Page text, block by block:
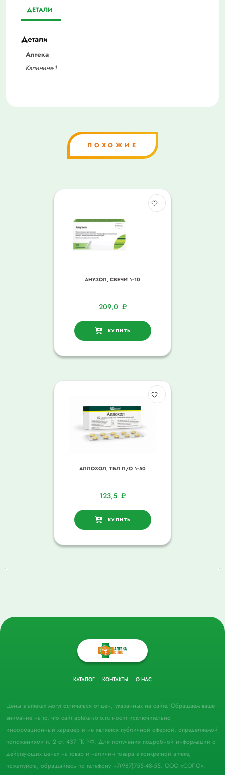
ДЕТАЛИ
Детали
Аптека
Калинина-1
ПОХОЖИЕ
АНУЗОЛ, СВЕЧИ №10
209,0 ₽
КУПИТЬ
АЛЛОХОЛ, ТБЛ П/О №50
123,5 ₽
КУПИТЬ
КАТАЛОГ КОНТАКТЫ О НАС
Цены в аптеках могут отличаться от цен, указанных на сайте. Обращаем ваше
внимание на то, что сайт apteka-solo.ru носит исключительно
информационный характер и не является публичной офертой, определяемой
положениями п. 2 ст. 437 ГК РФ. Для получения подробной информации о
действующих ценах на товар и наличии товара в конкретной аптеке,
пожалуйста, обращайтесь по телефону +7(987)755-48-55. ООО «СОЛО».